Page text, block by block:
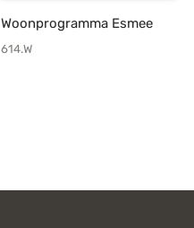
Woonprogramma Esmee
614.W